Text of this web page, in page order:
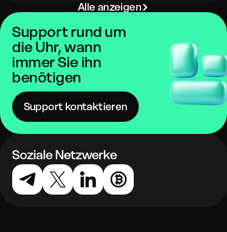
Alle anzeigen
Support rund um
die Uhr, wann
immer Sie ihn
benötigen
Support kontaktieren
Soziale Netzwerke